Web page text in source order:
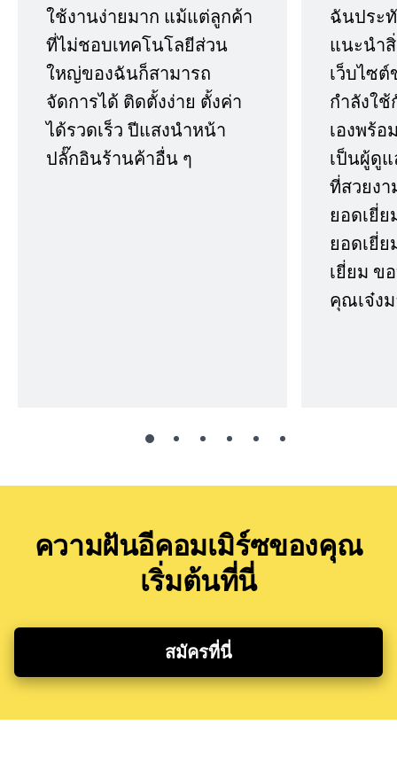
ใช้งานง่ายมาก แม้แต่ลูกค้า
ที่ไม่ชอบเทคโนโลยีส่วน
ใหญ่ของฉันก็สามารถ
จัดการได้ ติดตั้งง่าย ตั้งค่า
ได้รวดเร็ว ปีแสงนำหน้า
ปลั๊กอินร้านค้าอื่น ๆ
ฉันประ
แนะนำ
เว็บไซ
กำลังใ
เองพร้
เป็นผู้ดูแ
ที่สวยง
ยอดเยี่ย
ยอดเยี่
เยี่ยม ข
คุณเจ๋ง
ความฝันอีคอมเมิร์ซของคุณ
เริ่มต้นที่นี่
สมัครที่นี่